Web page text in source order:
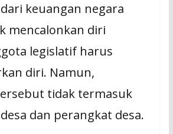
keuangan negara
mencalonkan diri
legislatif harus
diri. Namun,
tidak termasuk
dan perangkat desa.